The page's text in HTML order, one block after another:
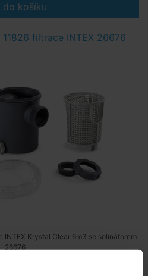
do košíku
filtrace INTEX 26676
Krystal Clear 6m3 se solinátorem
26676